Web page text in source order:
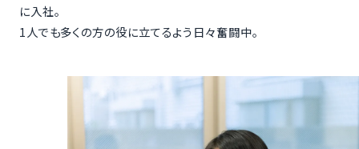
に入社。
1人でも多くの方の役に立てるよう日々奮闘中。